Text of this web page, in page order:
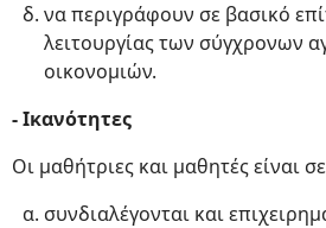
να περιγράφουν σε βασικό
λειτουργίας των σύγχρονων
οικονομιών.
- Ικανότητες
Οι μαθήτριες και μαθητές είναι
συνδιαλέγονται και